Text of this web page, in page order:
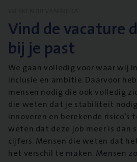
Vind de vacature
bij je past
We gaan volledig voor waar wij
inclusie en ambitie. Daarvoor
mensen nodig die ook volledig
die weten dat je stabiliteit
innoveren en berekende risico’s
weten dat deze job meer is dan
cijfers. Mensen die weten dat
het verschil te maken. Mensen